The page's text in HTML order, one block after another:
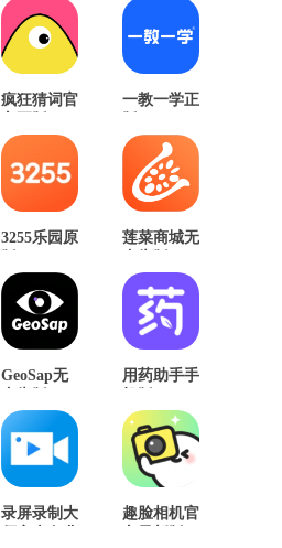
疯狂猜词官
一教一学正
3255乐园原
莲菜商城无
GeoSap无
用药助手手
录屏录制大
趣脸相机官